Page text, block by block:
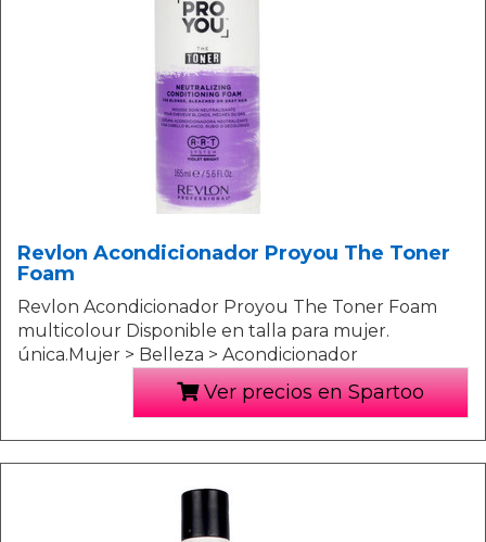
Revlon Acondicionador Proyou The Toner
Foam
Revlon Acondicionador Proyou The Toner Foam
multicolour Disponible en talla para mujer.
única.Mujer > Belleza > Acondicionador
Ver precios en Spartoo